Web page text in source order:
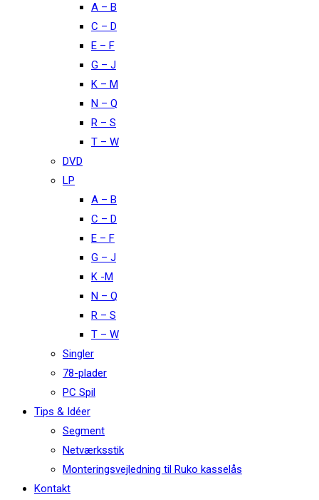
A – B
C – D
E – F
G – J
K – M
N – Q
R – S
T – W
DVD
LP
A – B
C – D
E – F
G – J
K -M
N – Q
R – S
T – W
Singler
78-plader
PC Spil
Tips & Idéer
Segment
Netværksstik
Monteringsvejledning til Ruko kasselås
Kontakt